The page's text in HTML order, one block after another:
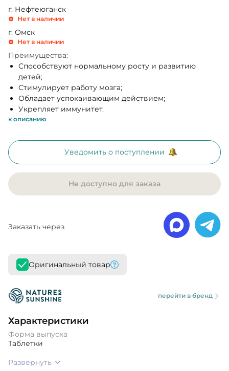
г. Нефтеюганск
Нет в наличии
г. Омск
Нет в наличии
Преимущества:
Способствуют нормальному росту и развитию
детей;
Стимулирует работу мозга;
Обладает успокаивающим действием;
Укрепляет иммунитет.
к описанию
Уведомить о поступлении
Не доступно для заказа
Заказать через
Оригинальный товар
перейти в бренд
Характеристики
Форма выпуска
Таблетки
Развернуть